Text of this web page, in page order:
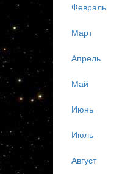
Февраль
Март
Апрель
Май
Июнь
Июль
Август